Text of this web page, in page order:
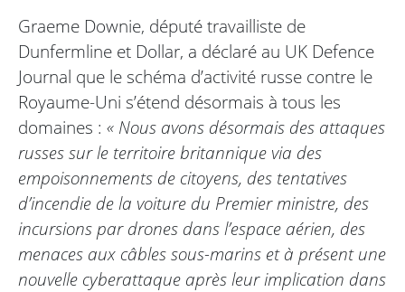
Graeme Downie, député travailliste de
Dunfermline et Dollar, a déclaré au UK Defence
Journal que le schéma d’activité russe contre le
Royaume-Uni s’étend désormais à tous les
domaines : « Nous avons désormais des attaques
russes sur le territoire britannique via des
empoisonnements de citoyens, des tentatives
d’incendie de la voiture du Premier ministre, des
incursions par drones dans l’espace aérien, des
menaces aux câbles sous-marins et à présent une
nouvelle cyberattaque après leur implication dans